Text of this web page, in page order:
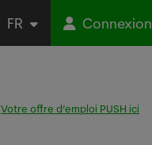
FR Connexion
Votre offre d’emploi PUSH ici